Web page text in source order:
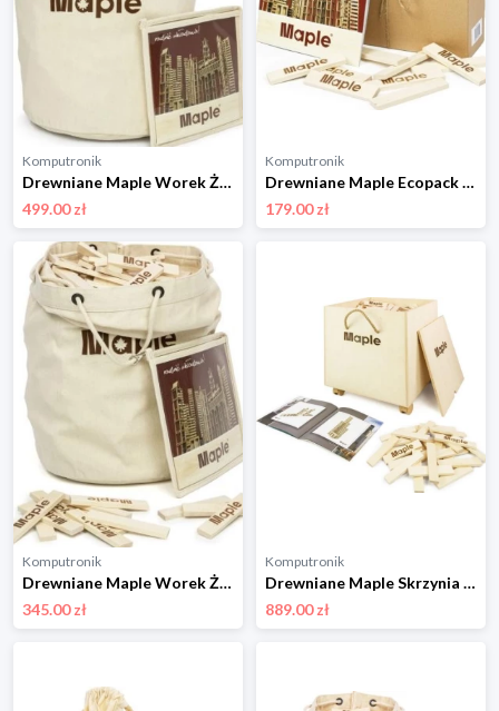
Komputronik
Drewniane Maple Worek Żeglarski 600 szt W600
499.00 zł
Komputronik
Drewniane Maple Ecopack 200 szt ECO200
179.00 zł
Komputronik
Drewniane Maple Worek Żeglarski 400 szt W400
345.00 zł
Komputronik
Drewniane Maple Skrzynia 1000 szt SK1000
889.00 zł